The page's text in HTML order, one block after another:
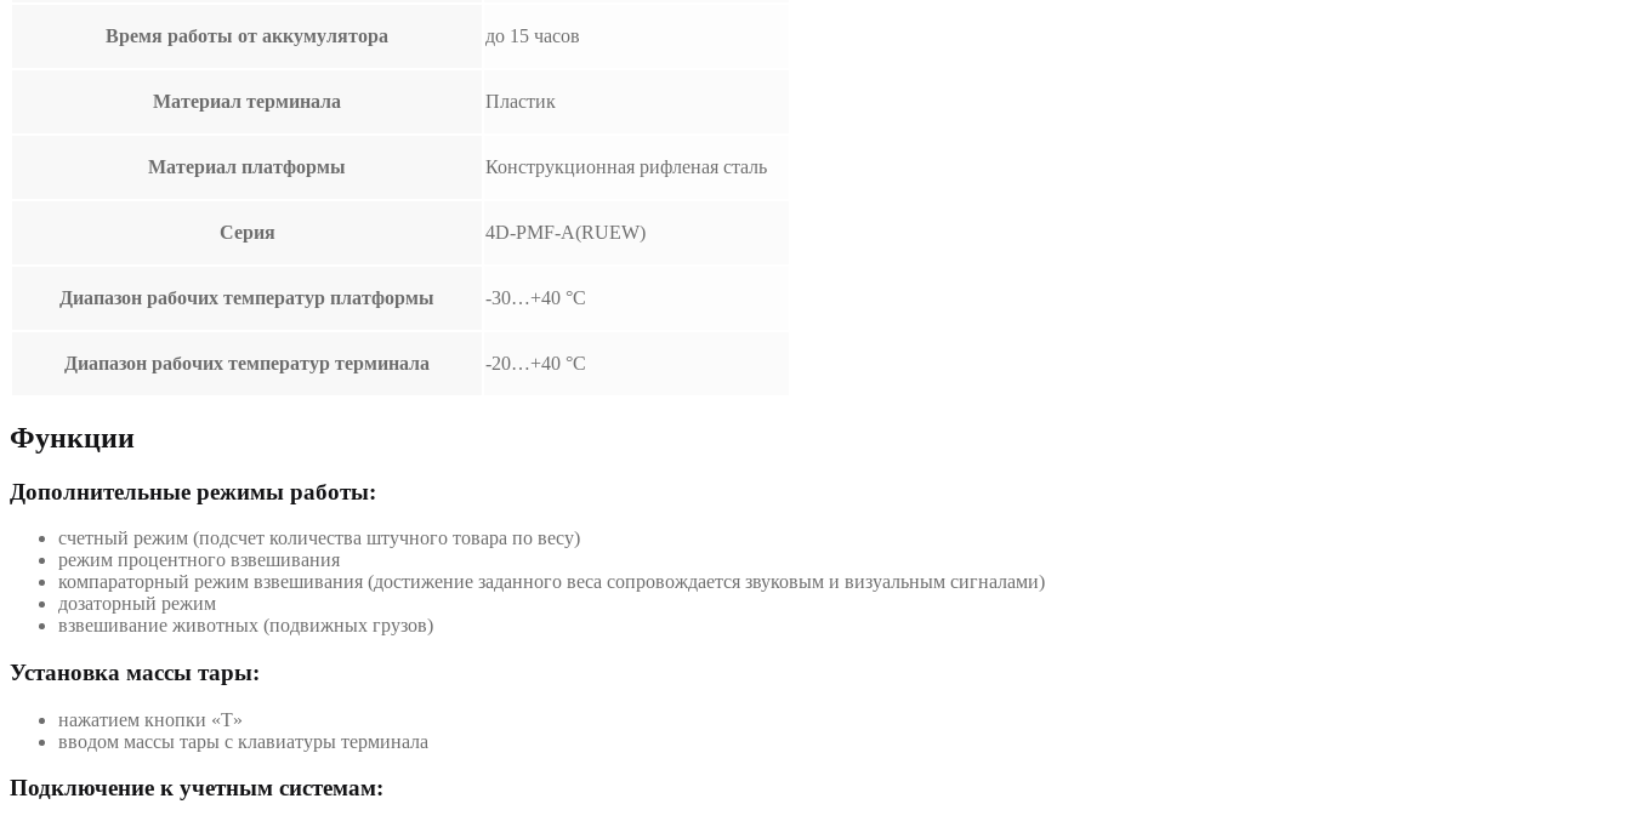
Время работы от аккумулятора до 15 часов
Материал терминала Пластик
Материал платформы Конструкционная рифленая сталь
Серия 4D-PMF-A(RUEW)
Диапазон рабочих температур платформы -30…+40 °С
Диапазон рабочих температур терминала -20…+40 °С
Функции
Дополнительные режимы работы:
счетный режим (подсчет количества штучного товара по весу)
режим процентного взвешивания
компараторный режим взвешивания (достижение заданного веса сопровождается звуковым и визуальным сигналами)
дозаторный режим
взвешивание животных (подвижных грузов)
Установка массы тары:
нажатием кнопки «T»
вводом массы тары с клавиатуры терминала
Подключение к учетным системам: